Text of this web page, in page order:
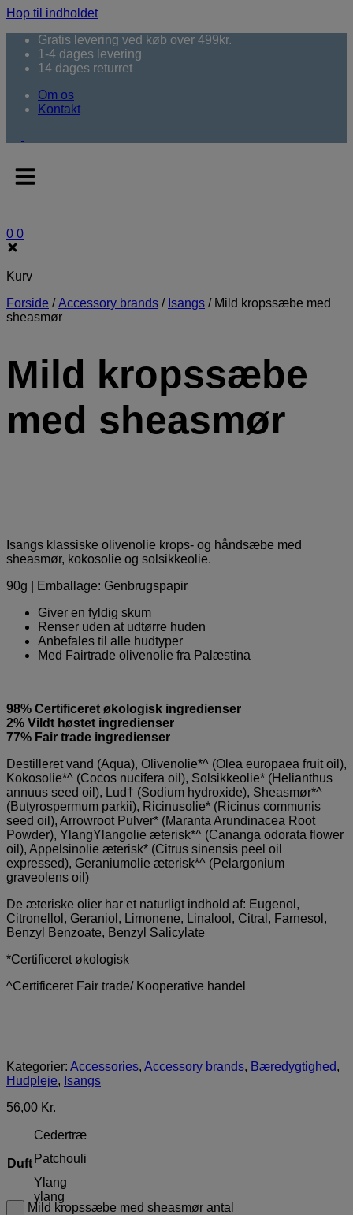
Hop til indholdet
Gratis levering ved køb over 499kr.
1-4 dages levering
14 dages returret
Om os
Kontakt
0 0
Kurv
Forside /Accessory brands / Isangs / Mild kropssæbe med
sheasmør
Mild kropssæbe
med sheasmør
Isangs klassiske olivenolie krops- og håndsæbe med
sheasmør, kokosolie og solsikkeolie.
90g | Emballage: Genbrugspapir
Giver en fyldig skum
Renser uden at udtørre huden
Anbefales til alle hudtyper
Med Fairtrade olivenolie fra Palæstina
98% Certificeret økologisk ingredienser
2% Vildt høstet ingredienser
77% Fair trade ingredienser
Destilleret vand (Aqua), Olivenolie*^ (Olea europaea fruit oil),
Kokosolie*^ (Cocos nucifera oil), Solsikkeolie* (Helianthus
annuus seed oil), Lud† (Sodium hydroxide), Sheasmør*^
(Butyrospermum parkii), Ricinusolie* (Ricinus communis
seed oil), Arrowroot Pulver* (Maranta Arundinacea Root
Powder), YlangYlangolie æterisk*^ (Cananga odorata flower
oil), Appelsinolie æterisk* (Citrus sinensis peel oil
expressed), Geraniumolie æterisk*^ (Pelargonium
graveolens oil)
De æteriske olier har et naturligt indhold af: Eugenol,
Citronellol, Geraniol, Limonene, Linalool, Citral, Farnesol,
Benzyl Benzoate, Benzyl Salicylate
*Certificeret økologisk
^Certificeret Fair trade/ Kooperative handel
Kategorier: Accessories, Accessory brands, Bæredygtighed,
Hudpleje, Isangs
56,00 Kr.
Duft
Cedertræ
Patchouli
Ylang
ylang
– Mild kropssæbe med sheasmør antal